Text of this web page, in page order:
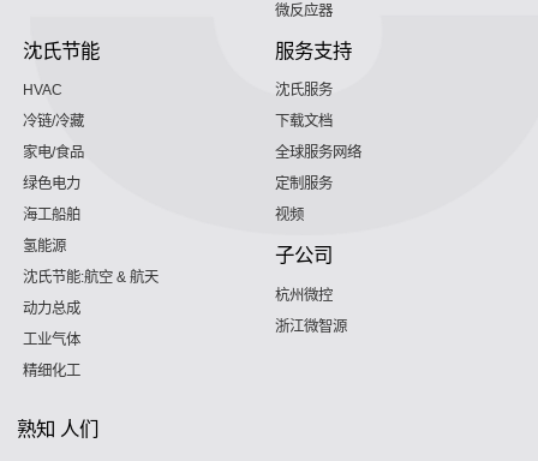
微反应器
沈氏节能
HVAC
冷链/冷藏
家电/食品
绿色电力
海工船舶
氢能源
沈氏节能:航空 & 航天
动力总成
工业气体
精细化工
服务支持
沈氏服务
下载文档
全球服务网络
定制服务
视频
子公司
杭州微控
浙江微智源
熟知 人们